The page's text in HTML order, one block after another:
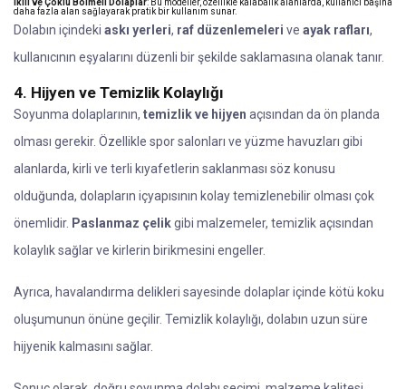
İkili ve Çoklu Bölmeli Dolaplar: Bu modeller, özellikle kalabalık alanlarda, kullanıcı başına
daha fazla alan sağlayarak pratik bir kullanım sunar.
Dolabın içindeki askı yerleri, raf düzenlemeleri ve ayak rafları,
kullanıcının eşyalarını düzenli bir şekilde saklamasına olanak tanır.
4. Hijyen ve Temizlik Kolaylığı
Soyunma dolaplarının, temizlik ve hijyen açısından da ön planda
olması gerekir. Özellikle spor salonları ve yüzme havuzları gibi
alanlarda, kirli ve terli kıyafetlerin saklanması söz konusu
olduğunda, dolapların içyapısının kolay temizlenebilir olması çok
önemlidir. Paslanmaz çelikgibi malzemeler, temizlik açısından
kolaylık sağlar ve kirlerin birikmesini engeller.
Ayrıca, havalandırma delikleri sayesinde dolaplar içinde kötü koku
oluşumunun önüne geçilir. Temizlik kolaylığı, dolabın uzun süre
hijyenik kalmasını sağlar.